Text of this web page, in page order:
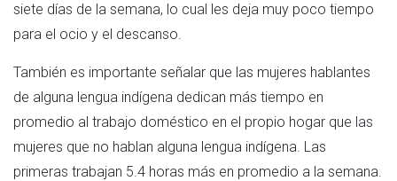
siete días de la semana, lo cual les deja muy poco tiempo
para el ocio y el descanso.
También es importante señalar que las mujeres hablantes
de alguna lengua indígena dedican más tiempo en
promedio al trabajo doméstico en el propio hogar que las
mujeres que no hablan alguna lengua indígena. Las
primeras trabajan 5.4 horas más en promedio a la semana.